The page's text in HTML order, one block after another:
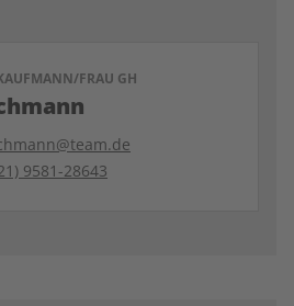
FRAU GH
9581-28643